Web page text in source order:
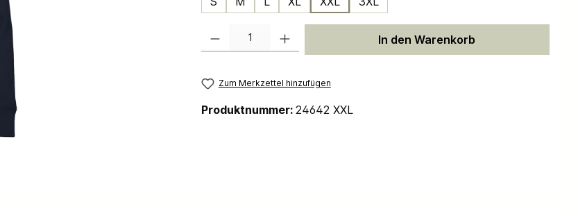
In den Warenkorb
Zum Merkzettel hinzufügen
Produktnummer: 24642 XXL